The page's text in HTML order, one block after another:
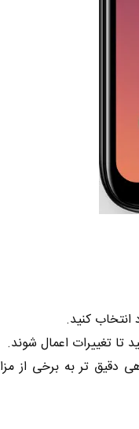
کنید.
تا تغییرات اعمال شوند.
دقیق تر به برخی از